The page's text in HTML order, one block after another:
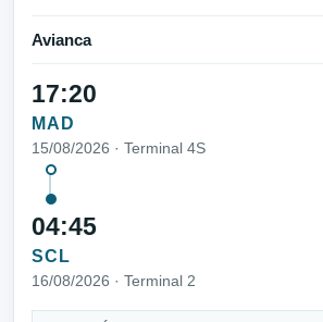
Avianca
17:20
MAD
15/08/2026 · Terminal 4S
04:45
SCL
16/08/2026 · Terminal 2